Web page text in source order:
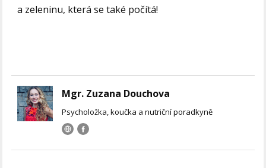
a zeleninu, která se také počítá!
Mgr. Zuzana Douchova
Psycholožka, koučka a nutriční poradkyně